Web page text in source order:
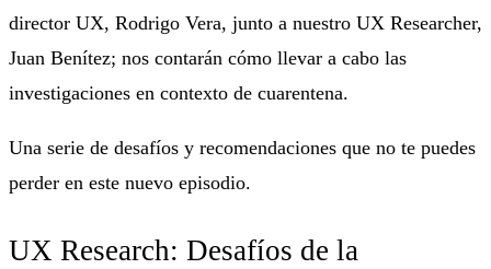
director UX, Rodrigo Vera, junto a nuestro UX Researcher,
Juan Benítez; nos contarán cómo llevar a cabo las
investigaciones en contexto de cuarentena.
Una serie de desafíos y recomendaciones que no te puedes
perder en este nuevo episodio.
UX Research: Desafíos de la